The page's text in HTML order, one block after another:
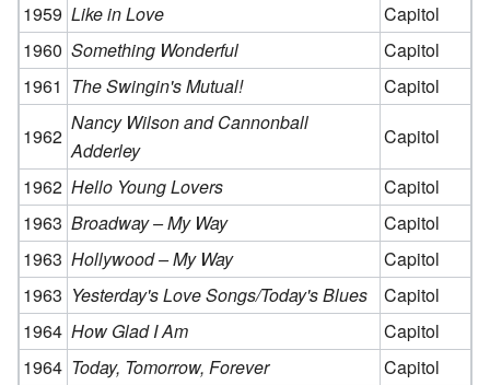
1959 Like in Love
Capitol
1960 Something Wonderful
Capitol
1961 The Swingin's Mutual!
Capitol
1962
Nancy Wilson and Cannonball
Adderley
Capitol
1962 Hello Young Lovers
Capitol
1963 Broadway – My Way
Capitol
1963 Hollywood – My Way
Capitol
1963 Yesterday's Love Songs/Today's Blues
Capitol
1964 How Glad I Am
Capitol
1964 Today, Tomorrow, Forever
Capitol